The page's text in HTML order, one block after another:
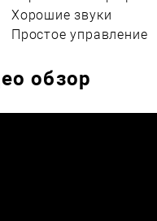
Хорошие звуки
Простое управление
обзор